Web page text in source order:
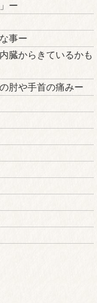
ー
事ー
臓からきているかも
肘や手首の痛みー